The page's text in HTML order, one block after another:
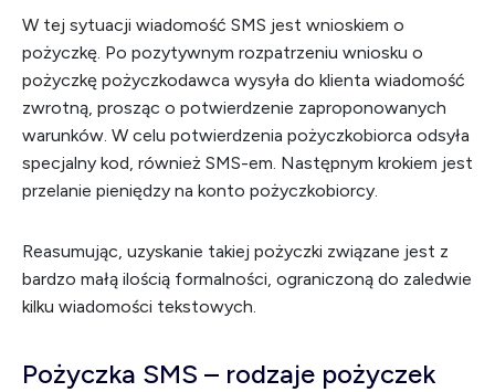
W tej sytuacji wiadomość SMS jest wnioskiem o
pożyczkę. Po pozytywnym rozpatrzeniu wniosku o
pożyczkę pożyczkodawca wysyła do klienta wiadomość
zwrotną, prosząc o potwierdzenie zaproponowanych
warunków. W celu potwierdzenia pożyczkobiorca odsyła
specjalny kod, również SMS-em. Następnym krokiem jest
przelanie pieniędzy na konto pożyczkobiorcy.
Reasumując, uzyskanie takiej pożyczki związane jest z
bardzo małą ilością formalności, ograniczoną do zaledwie
kilku wiadomości tekstowych.
Pożyczka SMS – rodzaje pożyczek